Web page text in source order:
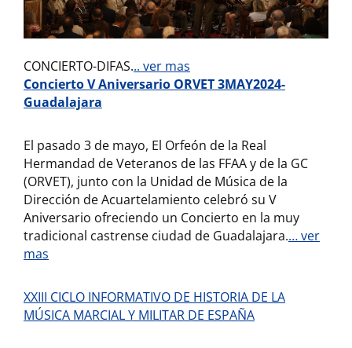
CONCIERTO-DIFAS... ver mas
Concierto V Aniversario ORVET 3MAY2024-
Guadalajara
El pasado 3 de mayo, El Orfeón de la Real
Hermandad de Veteranos de las FFAA y de la GC
(ORVET), junto con la Unidad de Música de la
Dirección de Acuartelamiento celebró su V
Aniversario ofreciendo un Concierto en la muy
tradicional castrense ciudad de Guadalajara.… ver
mas
XXIII CICLO INFORMATIVO DE HISTORIA DE LA
MÚSICA MARCIAL Y MILITAR DE ESPAÑA